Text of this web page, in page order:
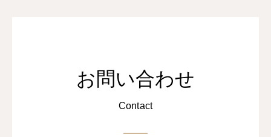
お問い合わせ
Contact